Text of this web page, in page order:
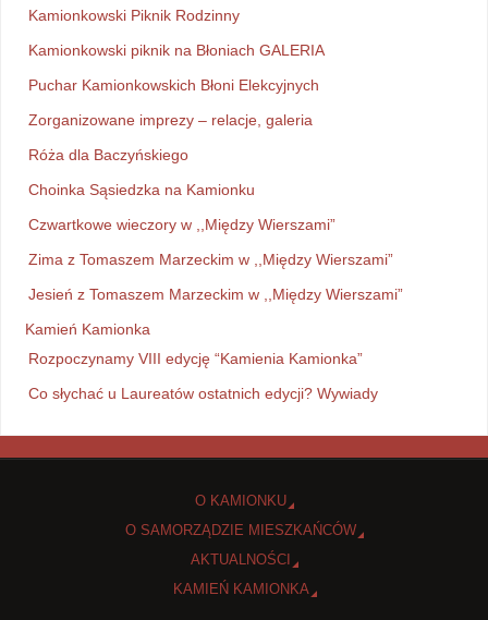
Kamionkowski Piknik Rodzinny
Kamionkowski piknik na Błoniach GALERIA
Puchar Kamionkowskich Błoni Elekcyjnych
Zorganizowane imprezy – relacje, galeria
Róża dla Baczyńskiego
Choinka Sąsiedzka na Kamionku
Czwartkowe wieczory w ,,Między Wierszami”
Zima z Tomaszem Marzeckim w ,,Między Wierszami”
Jesień z Tomaszem Marzeckim w ,,Między Wierszami”
Kamień Kamionka
Rozpoczynamy VIII edycję “Kamienia Kamionka”
Co słychać u Laureatów ostatnich edycji? Wywiady
O KAMIONKU
O SAMORZĄDZIE MIESZKAŃCÓW
AKTUALNOŚCI
KAMIEŃ KAMIONKA